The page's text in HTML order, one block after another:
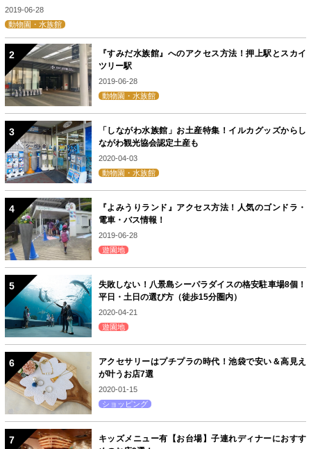
2019-06-28
動物園・水族館
『すみだ水族館』へのアクセス方法！押上駅とスカイ
ツリー駅
2019-06-28
動物園・水族館
「しながわ水族館」お土産特集！イルカグッズからし
ながわ観光協会認定土産も
2020-04-03
動物園・水族館
『よみうりランド』アクセス方法！人気のゴンドラ・
電車・バス情報！
2019-06-28
遊園地
失敗しない！八景島シーパラダイスの格安駐車場8個！
平日・土日の選び方（徒歩15分圏内）
2020-04-21
遊園地
アクセサリーはプチプラの時代！池袋で安い＆高見え
が叶うお店7選
2020-01-15
ショッピング
キッズメニュー有【お台場】子連れディナーにおすす